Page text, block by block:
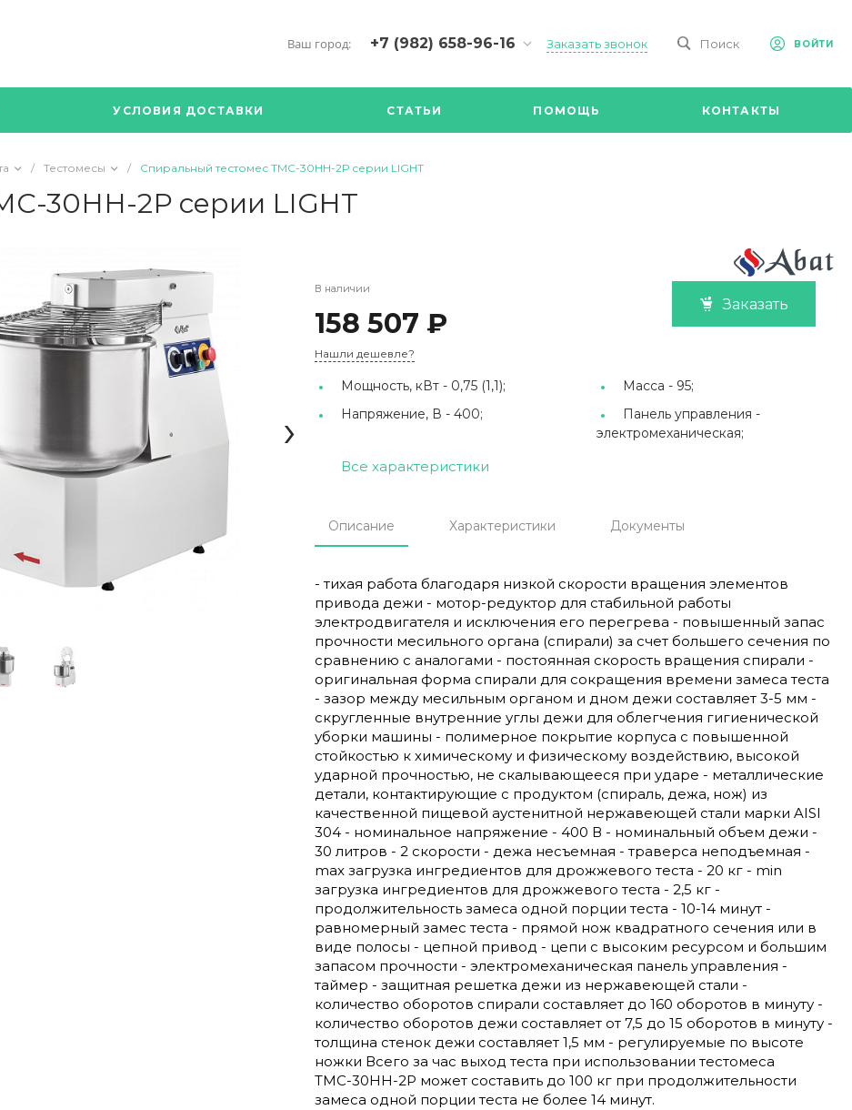
Ваш город: +7 (982) 658-96-16
+7 (34376) 5-09-98
г. Богданович,
Кооперативная, д 2/Д.
17.00
Заказать звонок Поиск ВОЙТИ
УСЛОВИЯ ДОСТАВКИ СТАТЬИ ПОМОЩЬ КОНТАКТЫ
/ Тестомесы / Спиральный тестомес ТМС-30НН-2Р серии LIGHT
30НН-2Р серии LIGHT
›
В наличии
158 507 ₽
Заказать
Нашли дешевле?
Мощность, кВт - 0,75 (1,1); Масса - 95;
Напряжение, В - 400;
Панель управления -
электромеханическая;
Все характеристики
Описание Характеристики Документы
- тихая работа благодаря низкой скорости вращения элементов
привода дежи - мотор-редуктор для стабильной работы
электродвигателя и исключения его перегрева - повышенный запас
прочности месильного органа (спирали) за счет большего сечения по
сравнению с аналогами - постоянная скорость вращения спирали -
оригинальная форма спирали для сокращения времени замеса теста
- зазор между месильным органом и дном дежи составляет 3-5 мм -
скругленные внутренние углы дежи для облегчения гигиенической
уборки машины - полимерное покрытие корпуса с повышенной
стойкостью к химическому и физическому воздействию, высокой
ударной прочностью, не скалывающееся при ударе - металлические
детали, контактирующие с продуктом (спираль, дежа, нож) из
качественной пищевой аустенитной нержавеющей стали марки AISI
304 - номинальное напряжение - 400 В - номинальный объем дежи -
30 литров - 2 скорости - дежа несъемная - траверса неподъемная -
max загрузка ингредиентов для дрожжевого теста - 20 кг - min
загрузка ингредиентов для дрожжевого теста - 2,5 кг -
продолжительность замеса одной порции теста - 10-14 минут -
равномерный замес теста - прямой нож квадратного сечения или в
виде полосы - цепной привод - цепи с высоким ресурсом и большим
запасом прочности - электромеханическая панель управления -
таймер - защитная решетка дежи из нержавеющей стали -
количество оборотов спирали составляет до 160 оборотов в минуту -
количество оборотов дежи составляет от 7,5 до 15 оборотов в минуту -
толщина стенок дежи составляет 1,5 мм - регулируемые по высоте
ножки Всего за час выход теста при использовании тестомеса
ТМС-30НН-2Р может составить до 100 кг при продолжительности
замеса одной порции теста не более 14 минут.